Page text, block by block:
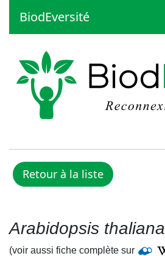
BiodEversité
Arabidopsis thaliana
(voir aussi fiche complète sur